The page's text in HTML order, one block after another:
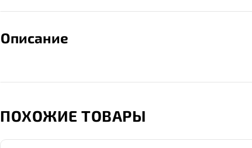
Описание
ПОХОЖИЕ ТОВАРЫ